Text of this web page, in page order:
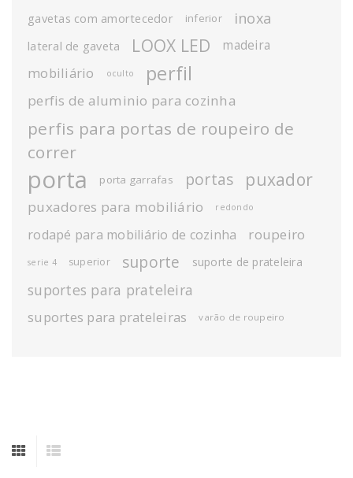
gavetas com amortecedor
inferior inoxa
lateral de gaveta LOOX LED madeira
mobiliário oculto perfil
perfis de aluminio para cozinha
perfis para portas de roupeiro de
correr
porta porta garrafas portas puxador
puxadores para mobiliário redondo
rodapé para mobiliário de cozinha roupeiro
serie 4 superior suporte suporte de prateleira
suportes para prateleira
suportes para prateleiras varão de roupeiro